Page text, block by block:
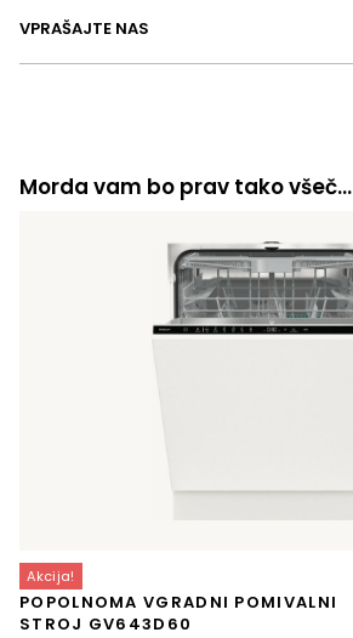
VPRAŠAJTE NAS
Morda vam bo prav tako všeč…
Akcija!
POPOLNOMA VGRADNI POMIVALNI
STROJ GV643D60